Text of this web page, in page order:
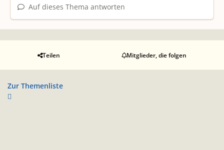
Auf dieses Thema antworten
Teilen Mitglieder, die folgen
Zur Themenliste